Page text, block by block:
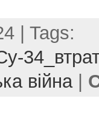
| Tags:
війна|